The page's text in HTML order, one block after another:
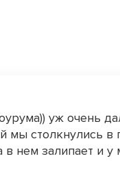
уж очень
мы столкнулись в
нем залипает и у